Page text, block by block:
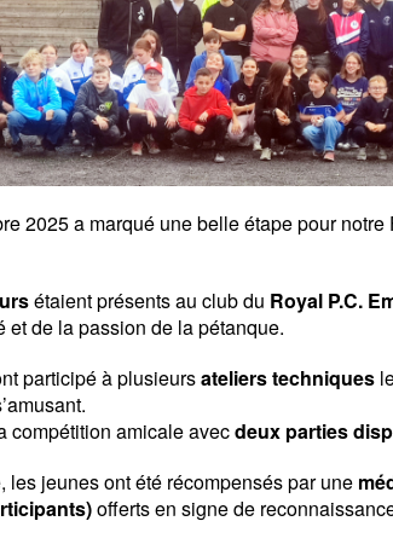
2025 a marqué une belle étape pour
étaient présents au club du Royal P.C.
de la passion de la pétanque.
participé à plusieursateliers techniques
compétition amicale avecdeux parties
les jeunes ont été récompensés par une
offertsen signe de